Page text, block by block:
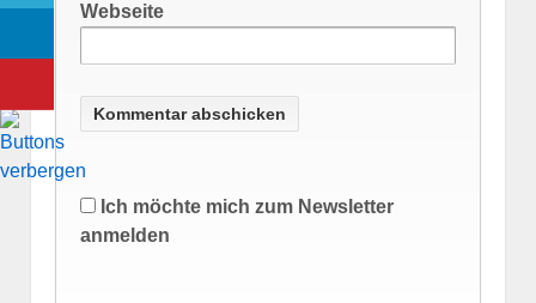
Webseite
Ich möchte mich zum Newsletter
anmelden